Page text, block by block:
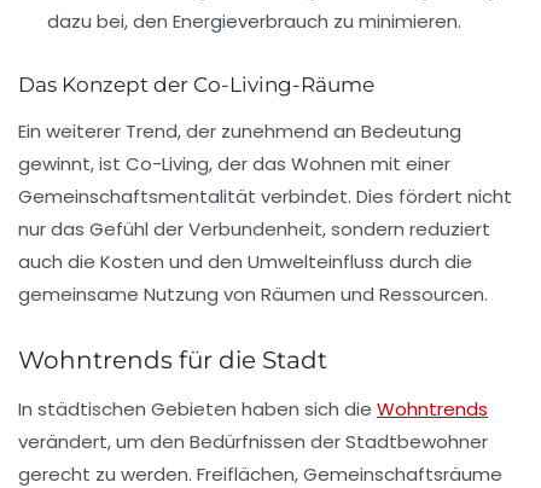
dazu bei, den Energieverbrauch zu minimieren.
Das Konzept der Co-Living-Räume
Ein weiterer Trend, der zunehmend an Bedeutung
gewinnt, ist Co-Living, der das Wohnen mit einer
Gemeinschaftsmentalität verbindet. Dies fördert nicht
nur das Gefühl der Verbundenheit, sondern reduziert
auch die Kosten und den Umwelteinfluss durch die
gemeinsame Nutzung von Räumen und Ressourcen.
Wohntrends für die Stadt
In städtischen Gebieten haben sich die Wohntrends
verändert, um den Bedürfnissen der Stadtbewohner
gerecht zu werden. Freiflächen, Gemeinschaftsräume